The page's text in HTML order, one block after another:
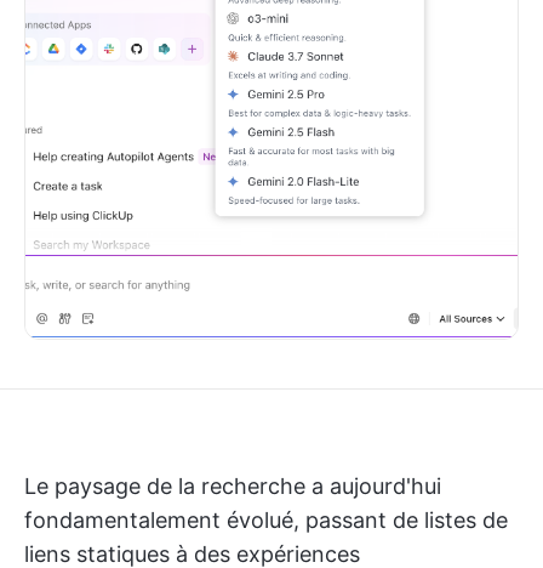
Le paysage de la recherche a aujourd'hui
fondamentalement évolué, passant de listes de
liens statiques à des expériences